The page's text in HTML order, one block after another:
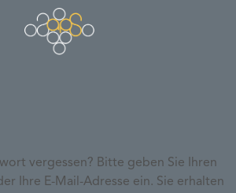
vergessen? Bitte geben Sie Ihren
Ihre E-Mail-Adresse ein. Sie erhalten